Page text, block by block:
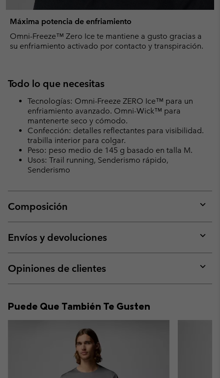
Máxima potencia de enfriamiento
Omni-Freeze™ Zero Ice te mantiene a gusto gracias a
su enfriamiento activado por contacto y transpiración.
Todo lo que necesitas
Tecnologías: Omni-Freeze ZERO Ice™ para un
enfriamiento avanzado. Omni-Wick™ para
mantenerte seco y cómodo.
Confección: detalles reflectantes para visibilidad.
trabilla interior para colgar.
Peso: peso medio de 145 g basado en talla M.
Usos: Trail running, Senderismo rápido,
Senderismo
Composición
or
Envíos y devoluciones
or
Opiniones de clientes
or
Puede Que También Te Gusten